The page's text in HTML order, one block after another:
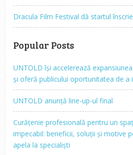
Dracula Film Festival dă startul
Popular Posts
UNTOLD își accelerează
și oferă publicului oportunitatea de a
UNTOLD anunță line-up-ul final
Curățenie profesională pentru un
impecabil: beneficii, soluții și motive
apela la specialiști